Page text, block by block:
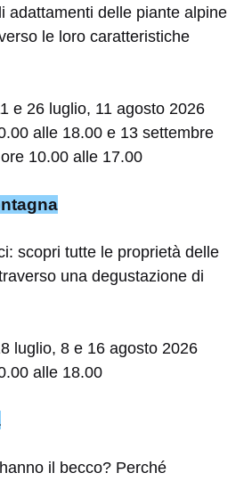
adattamenti delle piante alpine
le loro caratteristiche
e 26 luglio, 11 agosto 2026
alle 18.00 e 13 settembre
10.00 alle 17.00
scopri tutte le proprietà delle
una degustazione di
luglio, 8 e 16 agosto 2026
alle 18.00
il becco? Perché